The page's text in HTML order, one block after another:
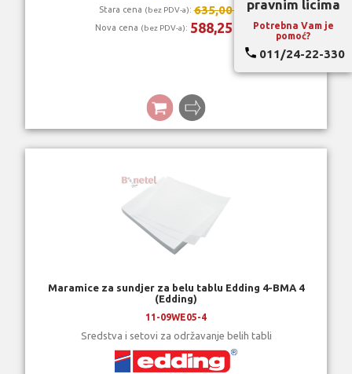
Stara cena (bez PDV-a): 635,00 rsd
Nova cena (bez PDV-a): 588,25 rsd
Maramice za sundjer za belu tablu Edding 4-BMA 4
(Edding)
11-09WE05-4
Sredstva i setovi za održavanje belih tabli
pravnim licima
Potrebna Vam je
pomoć?
011/24-22-330